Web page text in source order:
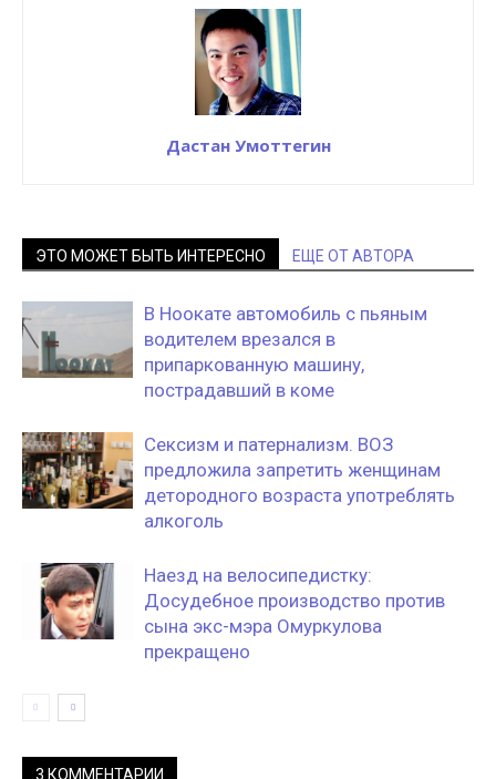
Дастан Умоттегин
ЭТО МОЖЕТ БЫТЬ ИНТЕРЕСНО ЕЩЕ ОТ АВТОРА
В Ноокате автомобиль с пьяным
водителем врезался в
припаркованную машину,
пострадавший в коме
Сексизм и патернализм. ВОЗ
предложила запретить женщинам
детородного возраста употреблять
алкоголь
Наезд на велосипедистку:
Досудебное производство против
сына экс-мэра Омуркулова
прекращено
3 КОММЕНТАРИИ